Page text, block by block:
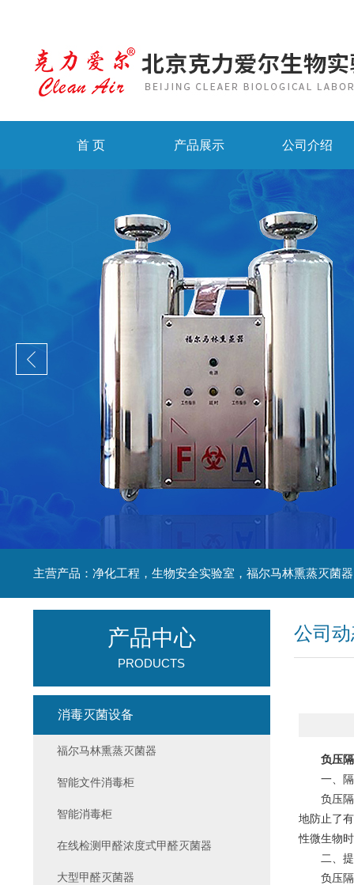
首 页 产品展示 公司介绍
公司
负压
一、隔
负压隔离
地防止了
性微生物
二、提
负压隔离
产品中心
PRODUCTS
消毒灭菌设备
福尔马林熏蒸灭菌器
智能文件消毒柜
智能消毒柜
在线检测甲醛浓度式甲醛灭菌器
大型甲醛灭菌器